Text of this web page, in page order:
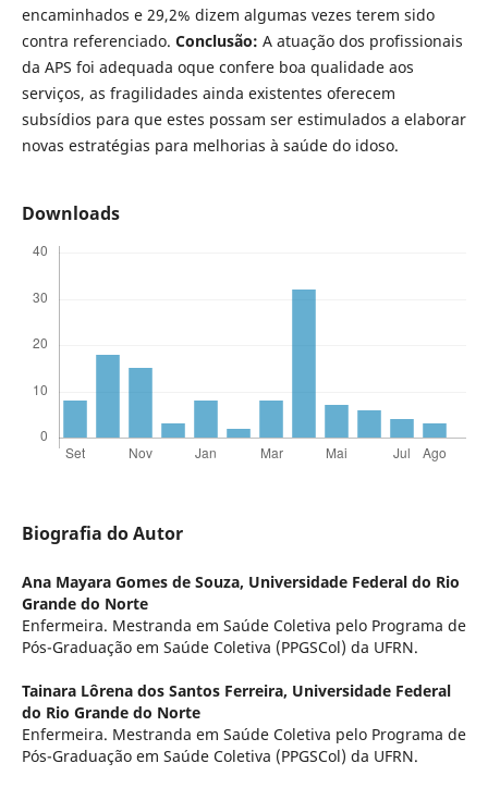
encaminhados e 29,2% dizem algumas vezes terem sido
contra referenciado. Conclusão: A atuação dos profissionais
da APS foi adequada oque confere boa qualidade aos
serviços, as fragilidades ainda existentes oferecem
subsídios para que estes possam ser estimulados a elaborar
novas estratégias para melhorias à saúde do idoso.
Downloads
Biografia do Autor
Ana Mayara Gomes de Souza, Universidade Federal do Rio
Grande do Norte
Enfermeira. Mestranda em Saúde Coletiva pelo Programa de
Pós-Graduação em Saúde Coletiva (PPGSCol) da UFRN.
Tainara Lôrena dos Santos Ferreira, Universidade Federal
do Rio Grande do Norte
Enfermeira. Mestranda em Saúde Coletiva pelo Programa de
Pós-Graduação em Saúde Coletiva (PPGSCol) da UFRN.